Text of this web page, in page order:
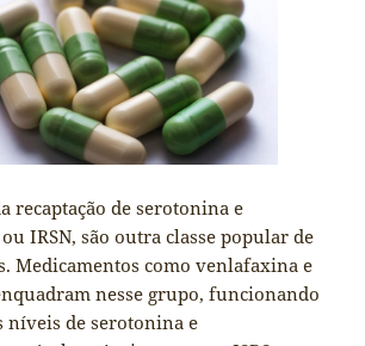
recaptação de serotonina e
IRSN, são outra classe popular de
Medicamentos como venlafaxina e
nesse grupo, funcionando
níveis de serotonina e